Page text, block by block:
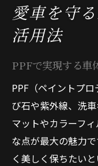
PPF施工
ト
マット
PPFによ
プロテク
マットプ
PPFデザ
愛車を守
活用法
PPFで実現する車
PPF（ペイントプ
び石や紫外線、洗
マットやカラーフ
な点が最大の魅力
く美しく保ちたい